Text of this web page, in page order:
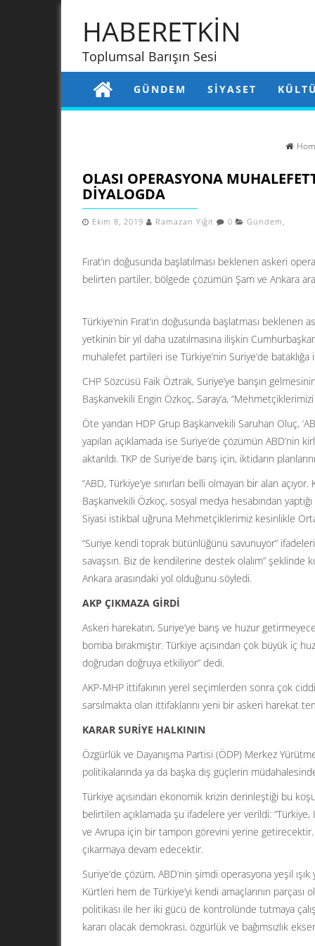
HABERETKİN
Toplumsal Barışın Sesi
GÜNDEM SIYASET
OLASI OPERASYONA
DIYALOGDA
Ekim 8, 2019 Ramazan Yiğit 0 Gündem ,
Fırat’ın doğusunda başlatılması beklenen askeri
belirten partiler, bölgede çözümün Şam ve Ankara
Türkiye’nin Fırat’ın doğusunda başlatması
yetkinin bir yıl daha uzatılmasına ilişkin
muhalefet partileri ise Türkiye’nin Suriye’de
CHP Sözcüsü Faik Öztrak, Suriye’ye barışın
Başkanvekili Engin Özkoç, Saray’a,
Öte yandan HDP Grup Başkanvekili Saruhan Oluç,
yapılan açıklamada ise Suriye’de çözümün ABD’nin
aktarıldı. TKP de Suriye’de barış için, iktidarın
“ABD, Türkiye’ye sınırları belli olmayan bir alan
Başkanvekili Özkoç, sosyal medya hesabından
Siyasi istikbal uğruna Mehmetçiklerimiz kesinlikle
“Suriye kendi toprak bütünlüğünü savunuyor”
savaşsın. Biz de kendilerine destek olalım” şeklinde
Ankara arasındaki yol olduğunu söyledi.
AKP ÇIKMAZA GİRDİ
Askeri harekatın, Suriye’ye barış ve huzur
bomba bırakmıştır. Türkiye açısından çok büyük iç
doğrudan doğruya etkiliyor” dedi.
AKP-MHP ittifakının yerel seçimlerden sonra çok
sarsılmakta olan ittifaklarını yeni bir askeri harekat
KARAR SURİYE HALKININ
Özgürlük ve Dayanışma Partisi (ÖDP) Merkez
politikalarında ya da başka dış güçlerin
Türkiye açısından ekonomik krizin derinleştiği bu
belirtilen açıklamada şu ifadelere yer verildi:
ve Avrupa için bir tampon görevini yerine
çıkarmaya devam edecektir.
Suriye’de çözüm, ABD’nin şimdi operasyona yeşil
Kürtleri hem de Türkiye’yi kendi amaçlarının
politikası ile her iki gücü de kontrolünde tutmaya
kararı olacak demokrasi, özgürlük ve bağımsızlık